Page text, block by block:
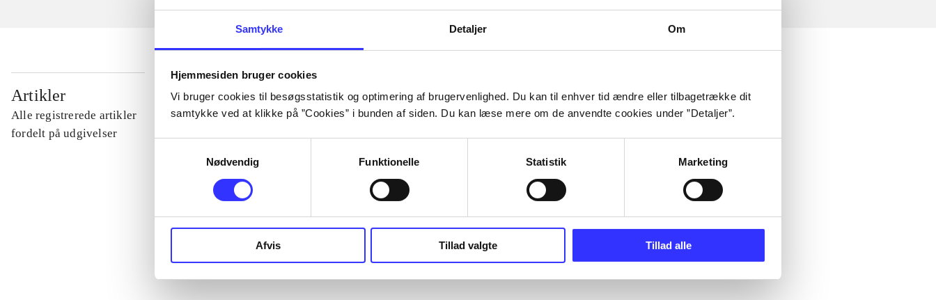
Samtykke Detaljer Om
Hjemmesiden bruger cookies
Vi bruger cookies til besøgsstatistik og optimering af brugervenlighed. Du kan til enhver tid ændre eller tilbagetrække dit
samtykke ved at klikke på ”Cookies” i bunden af siden. Du kan læse mere om de anvendte cookies under ”Detaljer”.
Nødvendig
Funktionelle Statistik Marketing
Afvis Tillad valgte Tillad alle
Artikler
Alle registrerede artikler
fordelt på udgivelser
...